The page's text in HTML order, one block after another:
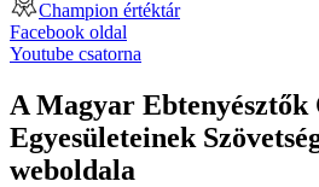
Champion értéktár
Facebook oldal
Youtube csatorna
A Magyar Ebtenyésztők
Egyesületeinek
weboldala